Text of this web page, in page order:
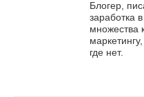
Блогер,
заработка
множества
где нет.